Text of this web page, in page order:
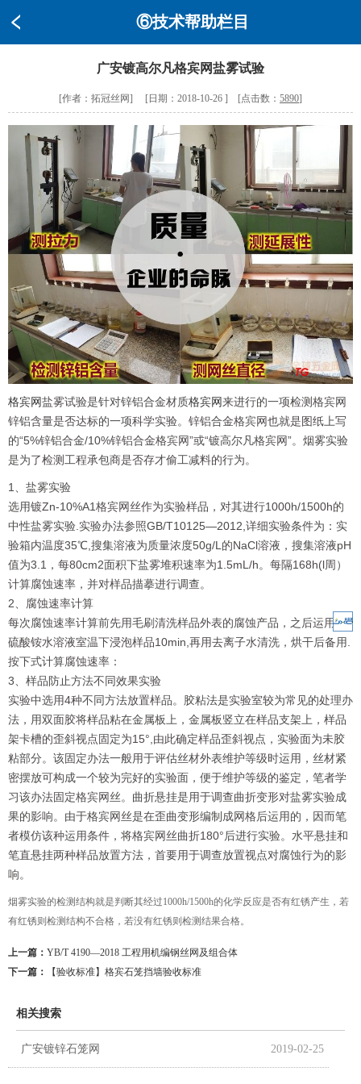
⑥技术帮助栏目
广安镀高尔凡格宾网盐雾试验
[作者：拓冠丝网] [日期：2018-10-26 ] [点击数： 5890]
格宾网盐雾试验是针对锌铝合金材质格宾网来进行的一项检测格宾网
锌铝含量是否达标的一项科学实验。锌铝合金格宾网也就是图纸上写
的“5%锌铝合金/10%锌铝合金格宾网”或“镀高尔凡格宾网”。烟雾实验
是为了检测工程承包商是否存才偷工减料的行为。
1、盐雾实验
选用镀Zn-10%A1格宾网丝作为实验样品，对其进行1000h/1500h的
中性盐雾实验.实验办法参照GB/T10125—2012,详细实验条件为：实
验箱内温度35℃,搜集溶液为质量浓度50g/L的NaCl溶液，搜集溶液pH
值为3.1，每80cm2面积下盐雾堆积速率为1.5mL/h。每隔168h(l周）
计算腐蚀速率，并对样品描摹进行调查。
2、腐蚀速率计算
每次腐蚀速率计算前先用毛刷清洗样品外表的腐蚀产品，之后运用过
硫酸铵水溶液室温下浸泡样品10min,再用去离子水清洗，烘干后备用.
按下式计算腐蚀速率：
3、样品防止方法不同效果实验
实验中选用4种不同方法放置样品。胶粘法是实验室较为常见的处理办
法，用双面胶将样品粘在金属板上，金属板竖立在样品支架上，样品
架卡槽的歪斜视点固定为15°,由此确定样品歪斜视点，实验面为未胶
粘部分。该固定办法一般用于评估丝材外表维护等级时运用，丝材紧
密摆放可构成一个较为完好的实验面，便于维护等级的鉴定，笔者学
习该办法固定格宾网丝。曲折悬挂是用于调查曲折变形对盐雾实验成
果的影响。由于格宾网丝是在歪曲变形编制成网格后运用的，因而笔
者模仿该种运用条件，将格宾网丝曲折180°后进行实验。水平悬挂和
笔直悬挂两种样品放置方法，首要用于调查放置视点对腐蚀行为的影
响。
烟雾实验的检测结构就是判断其经过1000h/1500h的化学反应是否有红锈产生，若
有红锈则检测结构不合格，若没有红锈则检测结果合格。
上一篇： YB/T 4190—2018 工程用机编钢丝网及组合体
下一篇：
【验收标准】格宾石笼挡墙验收标准
相关搜索
广安镀锌石笼网 2019-02-25